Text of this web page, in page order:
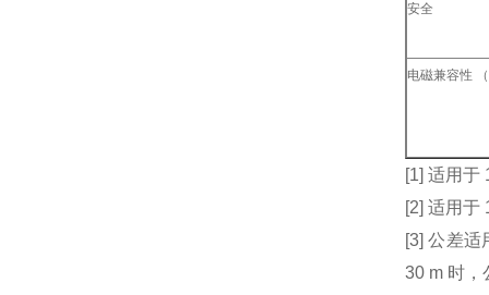
安全
电磁兼容性
[1] 适用于
[2] 适用于
[3] 公差适
30 m 时，